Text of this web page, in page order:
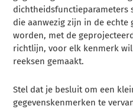
dichtheidsfunctieparameters
die aanwezig zijn in de echte
worden, met de
richtlijn, voor elk kenmerk
reeksen gemaakt.
Stel dat je besluit om een
gegevenskenmerken te